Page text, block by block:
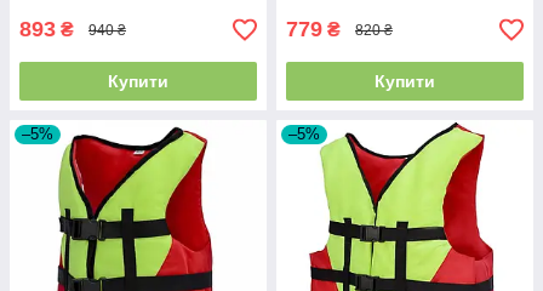
893 ₴ 940 ₴
Купити
779 ₴ 820 ₴
Купити
–5% –5%